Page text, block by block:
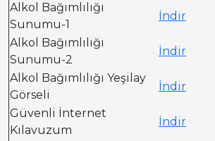
Alkol Bağımlılığı
Sunumu-1
İndir
Alkol Bağımlılığı
Sunumu-2
İndir
Alkol Bağımlılığı Yeşilay
Görseli
İndir
Güvenli İnternet
Kılavuzum
İndir